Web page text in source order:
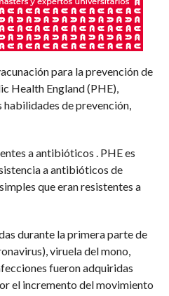
para la prevención de
Health England (PHE),
de prevención,
a antibióticos . PHE es
a antibióticos de
que eran resistentes a
durante la primera parte de
viruela del mono,
fueron adquiridas
el incremento del movimiento